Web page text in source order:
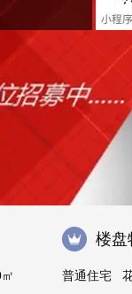
楼盘
普通住宅